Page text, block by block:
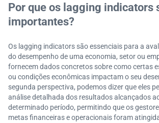
Por que os lagging indicators
importantes?
Os lagging indicators são essenciais para a
do desempenho de uma economia, setor ou
fornecem dados concretos sobre como certas
ou condições econômicas impactam o seu
segunda perspectiva, podemos dizer que eles
análise detalhada dos resultados alcançados
determinado período, permitindo que os
metas financeiras e operacionais foram